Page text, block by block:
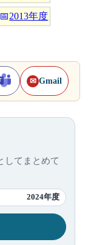
📅2013年度
✉ Gmail
してまとめて
2024年度